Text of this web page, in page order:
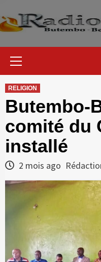
to
content
RELIGION
Butembo-
comité du
installé
2 mois ago